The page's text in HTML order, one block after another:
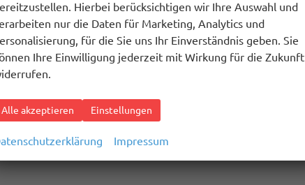
mit erhöhter Ladeleistung
Hierbei berücksichtigen wir Ihre Auswahl und
nur die Daten für Marketing, Analytics und
für die Sie uns Ihr Einverständnis geben. Sie
Ihre Einwilligung jederzeit mit Wirkung für die Zukunft
Alle akzeptieren Einstellungen
Impressum